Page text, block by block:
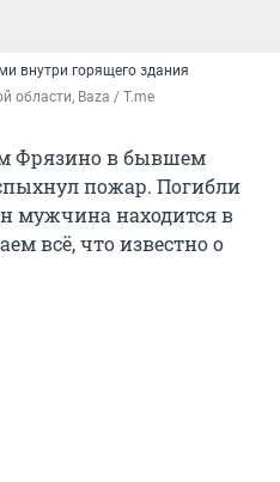
внутри горящего здания
области, Baza / T.me
Фрязино в бывшем
пожар. Погибли
мужчина находится в
всё, что известно о